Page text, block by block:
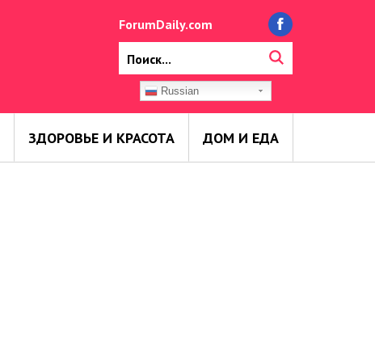
ForumDaily.com
Russian
ЗДОРОВЬЕ И КРАСОТА ДОМ И ЕДА